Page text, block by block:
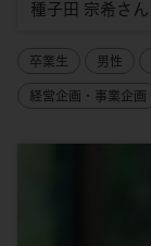
種子田 宗希さん
卒業生 男性
経営企画・事業企画